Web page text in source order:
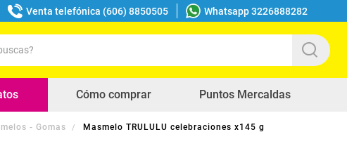
Venta telefónica (606) 8850505 Whatsapp 3226888282
Cómo comprar Puntos Mercaldas
- Gomas Masmelo TRULULU celebraciones x145 g
buscados